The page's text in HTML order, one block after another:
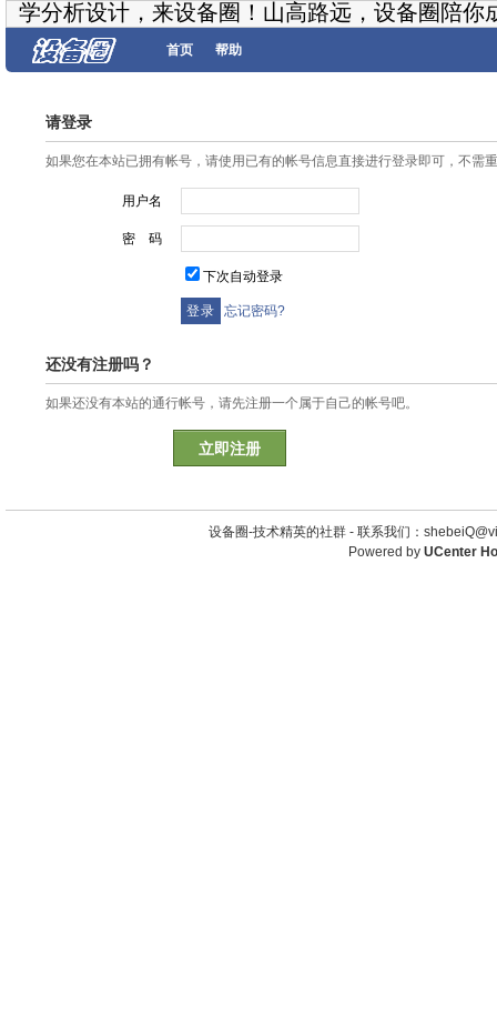
学分析设计，来设备圈！山高路远，设备圈陪你
首页 帮助
请登录
如果您在本站已拥有帐号，请使用已有的帐号信息直接进行登录即可，不需
用户名
密 码
下次自动登录
忘记密码?
还没有注册吗？
如果还没有本站的通行帐号，请先注册一个属于自己的帐号吧。
立即注册
设备圈-技术精英的社群 - 联系我们：
Powered by UCenter